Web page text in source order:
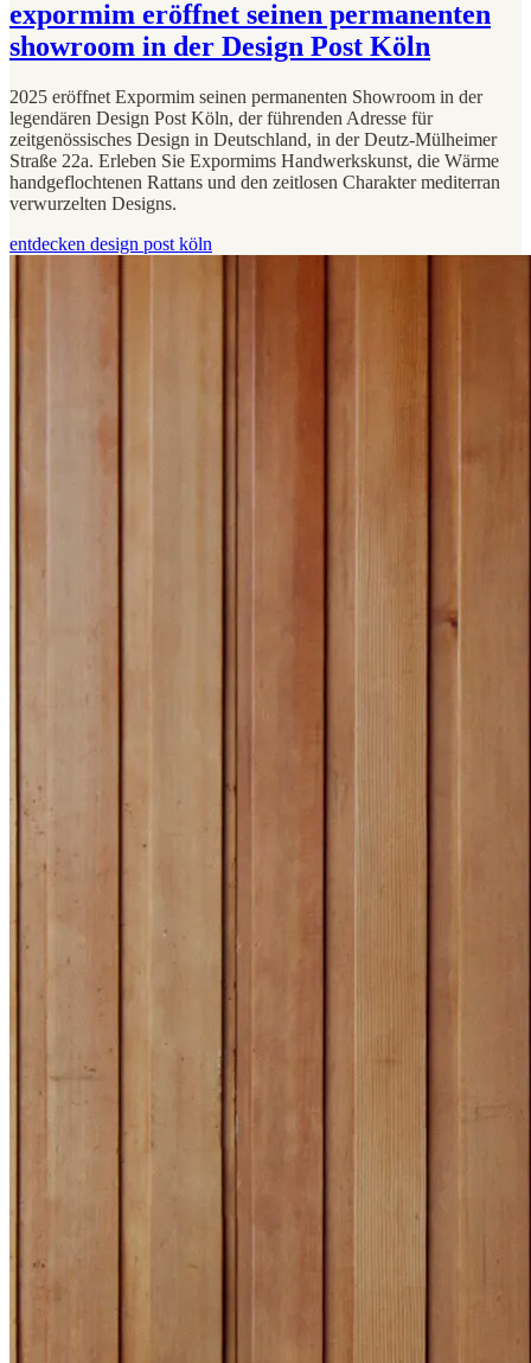
expormim eröffnet seinen permanenten
showroom in der Design Post Köln
2025 eröffnet Expormim seinen permanenten Showroom in der
legendären Design Post Köln, der führenden Adresse für
zeitgenössisches Design in Deutschland, in der Deutz-Mülheimer
Straße 22a. Erleben Sie Expormims Handwerkskunst, die Wärme
handgeflochtenen Rattans und den zeitlosen Charakter mediterran
verwurzelten Designs.
entdecken design post köln